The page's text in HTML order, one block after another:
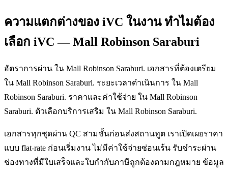
ความแตกต่างของ iVC ในงาน ทำไมต้อง
เลือก iVC — Mall Robinson Saraburi
อัตราการผ่าน ใน Mall Robinson Saraburi. เอกสารที่ต้องเตรียม
ใน Mall Robinson Saraburi. ระยะเวลาดำเนินการ ใน Mall
Robinson Saraburi. ราคาและค่าใช้จ่าย ใน Mall Robinson
Saraburi. ตัวเลือกบริการเสริม ใน Mall Robinson Saraburi.
เอกสารทุกชุดผ่าน QC สามชั้นก่อนส่งสถานทูต เราเปิดเผยราคา
แบบ flat-rate ก่อนเริ่มงาน ไม่มีค่าใช้จ่ายซ่อนเร้น รับชำระผ่าน
ช่องทางที่มีใบเสร็จและใบกำกับภาษีถูกต้องตามกฎหมาย ข้อมูล